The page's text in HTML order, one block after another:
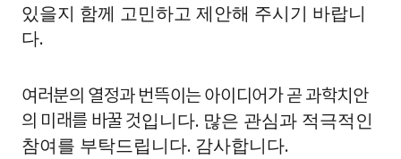
있을지 함께 고민하고 제안해 주시기 바랍니
다.
여러분의 열정과 번뜩이는 아이디어가 곧 과학치안
의 미래를 바꿀 것입니다. 많은 관심과 적극적인
참여를 부탁드립니다. 감사합니다.